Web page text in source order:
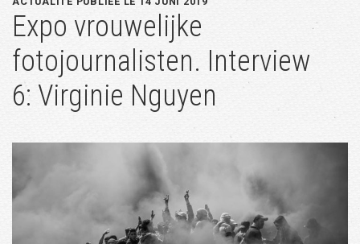
Expo vrouwelijke
fotojournalisten. Interview
6: Virginie Nguyen